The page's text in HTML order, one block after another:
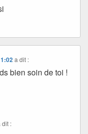
a dit :
bien soin de toi !
dit :